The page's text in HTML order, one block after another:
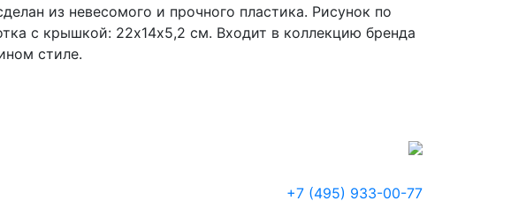
из невесомого и прочного пластика. Рисунок по
с крышкой: 22х14х5,2 см. Входит в коллекцию бренда
стиле.
+7 (495) 933-00-77